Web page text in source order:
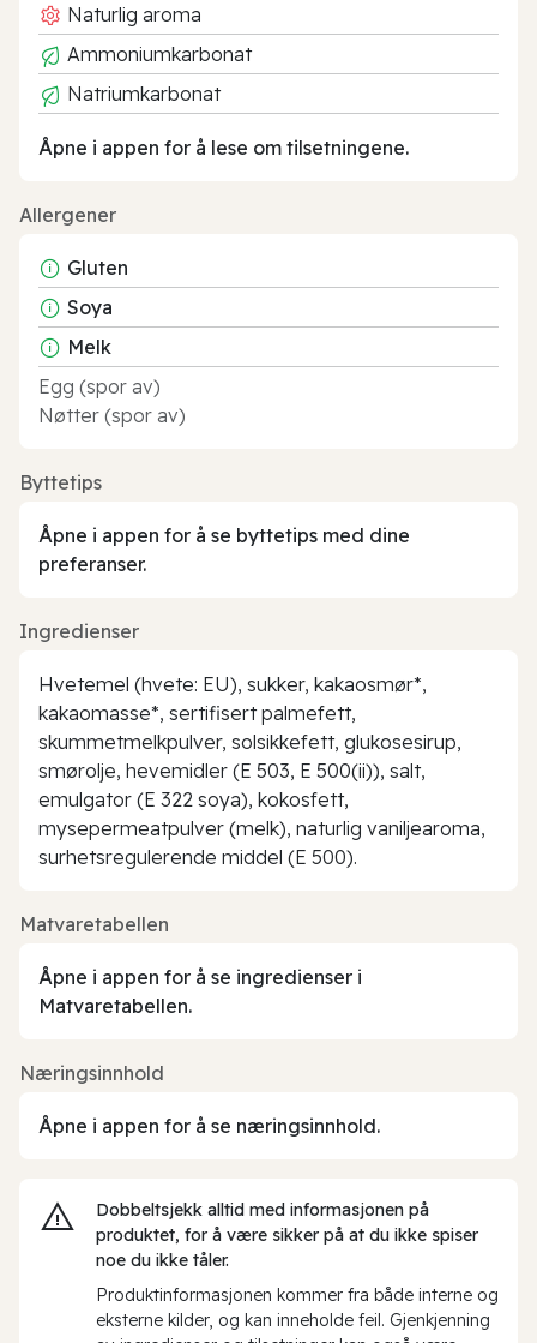
Naturlig aroma
Ammoniumkarbonat
Natriumkarbonat
Åpne i appen for å lese om tilsetningene.
Allergener
Gluten
Soya
Melk
Egg (spor av)
Nøtter (spor av)
Byttetips
Åpne i appen for å se byttetips med dine
preferanser.
Ingredienser
Hvetemel (hvete: EU), sukker, kakaosmør*,
kakaomasse*, sertifisert palmefett,
skummetmelkpulver, solsikkefett, glukosesirup,
smørolje, hevemidler (E 503, E 500(ii)), salt,
emulgator (E 322 soya), kokosfett,
mysepermeatpulver (melk), naturlig vaniljearoma,
surhetsregulerende middel (E 500).
Matvaretabellen
Åpne i appen for å se ingredienser i
Matvaretabellen.
Næringsinnhold
Åpne i appen for å se næringsinnhold.
Dobbeltsjekk alltid med informasjonen på
produktet, for å være sikker på at du ikke spiser
noe du ikke tåler.
Produktinformasjonen kommer fra både interne og
eksterne kilder, og kan inneholde feil. Gjenkjenning